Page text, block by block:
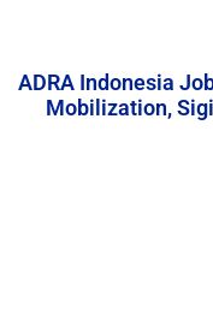
ADRA Indonesia
Mobilization,